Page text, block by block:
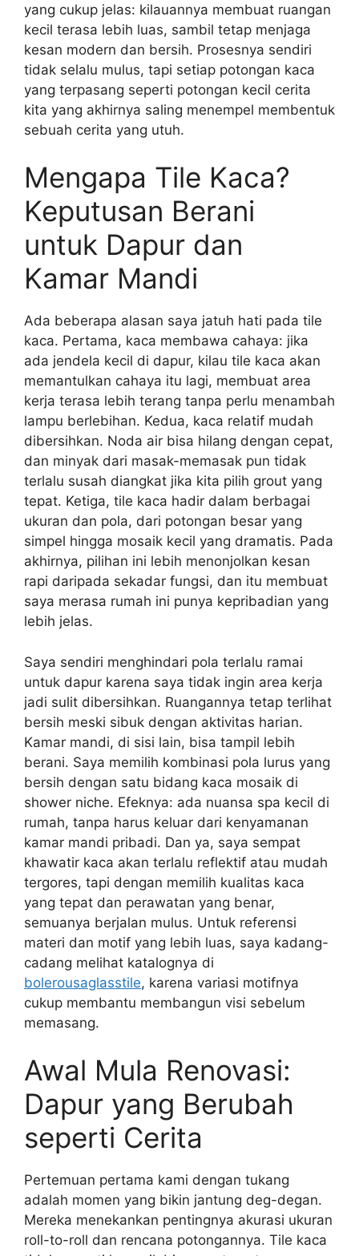
yang cukup jelas: kilauannya membuat ruangan
kecil terasa lebih luas, sambil tetap menjaga
kesan modern dan bersih. Prosesnya sendiri
tidak selalu mulus, tapi setiap potongan kaca
yang terpasang seperti potongan kecil cerita
kita yang akhirnya saling menempel membentuk
sebuah cerita yang utuh.
Mengapa Tile Kaca?
Keputusan Berani
untuk Dapur dan
Kamar Mandi
Ada beberapa alasan saya jatuh hati pada tile
kaca. Pertama, kaca membawa cahaya: jika
ada jendela kecil di dapur, kilau tile kaca akan
memantulkan cahaya itu lagi, membuat area
kerja terasa lebih terang tanpa perlu menambah
lampu berlebihan. Kedua, kaca relatif mudah
dibersihkan. Noda air bisa hilang dengan cepat,
dan minyak dari masak-memasak pun tidak
terlalu susah diangkat jika kita pilih grout yang
tepat. Ketiga, tile kaca hadir dalam berbagai
ukuran dan pola, dari potongan besar yang
simpel hingga mosaik kecil yang dramatis. Pada
akhirnya, pilihan ini lebih menonjolkan kesan
rapi daripada sekadar fungsi, dan itu membuat
saya merasa rumah ini punya kepribadian yang
lebih jelas.
Saya sendiri menghindari pola terlalu ramai
untuk dapur karena saya tidak ingin area kerja
jadi sulit dibersihkan. Ruangannya tetap terlihat
bersih meski sibuk dengan aktivitas harian.
Kamar mandi, di sisi lain, bisa tampil lebih
berani. Saya memilih kombinasi pola lurus yang
bersih dengan satu bidang kaca mosaik di
shower niche. Efeknya: ada nuansa spa kecil di
rumah, tanpa harus keluar dari kenyamanan
kamar mandi pribadi. Dan ya, saya sempat
khawatir kaca akan terlalu reflektif atau mudah
tergores, tapi dengan memilih kualitas kaca
yang tepat dan perawatan yang benar,
semuanya berjalan mulus. Untuk referensi
materi dan motif yang lebih luas, saya kadang-
cadang melihat katalognya di
bolerousaglasstile, karena variasi motifnya
cukup membantu membangun visi sebelum
memasang.
Awal Mula Renovasi:
Dapur yang Berubah
seperti Cerita
Pertemuan pertama kami dengan tukang
adalah momen yang bikin jantung deg-degan.
Mereka menekankan pentingnya akurasi ukuran
roll-to-roll dan rencana potongannya. Tile kaca